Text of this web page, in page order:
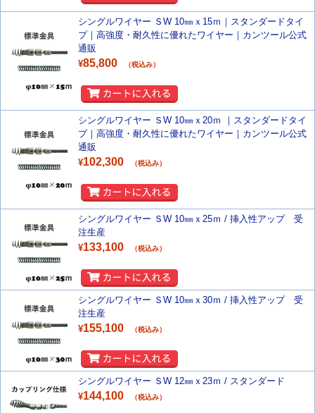
シングルワイヤー ＳW 10㎜ｘ15ｍ｜スタンダードタイ
プ｜高強度・耐久性に優れたワイヤー｜カンツール公式
通販
¥85,800 （税込み）
シングルワイヤー ＳW 10㎜ｘ20ｍ ｜スタンダードタイ
プ｜高強度・耐久性に優れたワイヤー｜カンツール公式
通販
¥102,300 （税込み）
シングルワイヤー ＳW 10㎜ｘ25ｍ / 挿入性アップ 受
注生産
¥133,100 （税込み）
シングルワイヤー ＳW 10㎜ｘ30ｍ / 挿入性アップ 受
注生産
¥155,100 （税込み）
シングルワイヤー ＳW 12㎜ｘ23ｍ / スタンダード
¥144,100 （税込み）